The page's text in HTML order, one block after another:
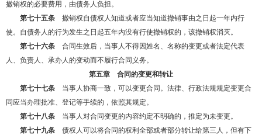
撤销权的必要费用，由债务人负担。
第七十五条 撤销权自债权人知道或者应当知道撤销事由之日起一年内行
使。自债务人的行为发生之日起五年内没有行使撤销权的，该撤销权消灭。
第七十六条 合同生效后，当事人不得因姓名、名称的变更或者法定代表
人、负责人、承办人的变动而不履行合同义务。
第五章 合同的变更和转让
第七十七条 当事人协商一致，可以变更合同。法律、行政法规规定变更合
同应当办理批准、登记等手续的，依照其规定。
第七十八条 当事人对合同变更的内容约定不明确的，推定为未变更。
第七十九条 债权人可以将合同的权利全部或者部分转让给第三人，但有下